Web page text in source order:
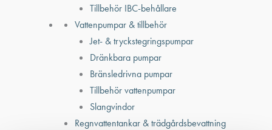
Tillbehör IBC-behållare
Vattenpumpar & tillbehör
Jet- & tryckstegringspumpar
Dränkbara pumpar
Bränsledrivna pumpar
Tillbehör vattenpumpar
Slangvindor
Regnvattentankar & trädgårdsbevattning